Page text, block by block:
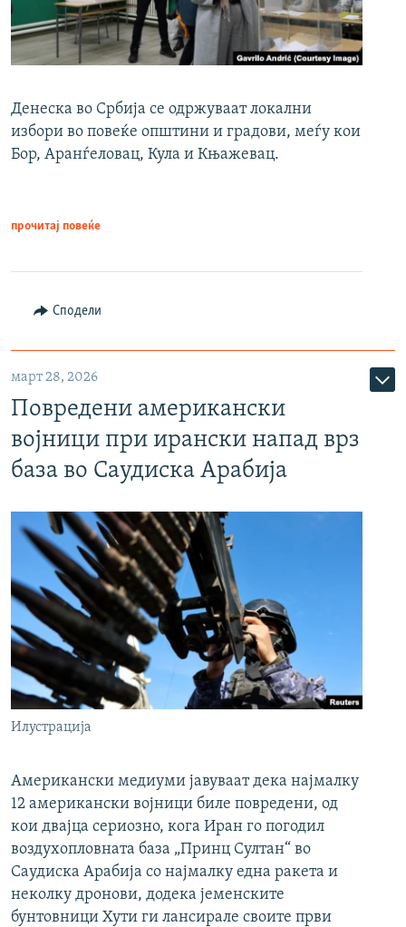
Денеска во Србија се одржуваат локални
избори во повеќе општини и градови, меѓу кои
Бор, Аранѓеловац, Кула и Књажевац.
прочитај повеќе
Сподели
март 28, 2026
Повредени американски
војници при ирански напад врз
база во Саудиска Арабија
Илустрација
Американски медиуми јавуваат дека најмалку
12 американски војници биле повредени, од
кои двајца сериозно, кога Иран го погодил
воздухопловната база „Принц Султан“ во
Саудиска Арабија со најмалку една ракета и
неколку дронови, додека јеменските
бунтовници Хути ги лансирале своите први